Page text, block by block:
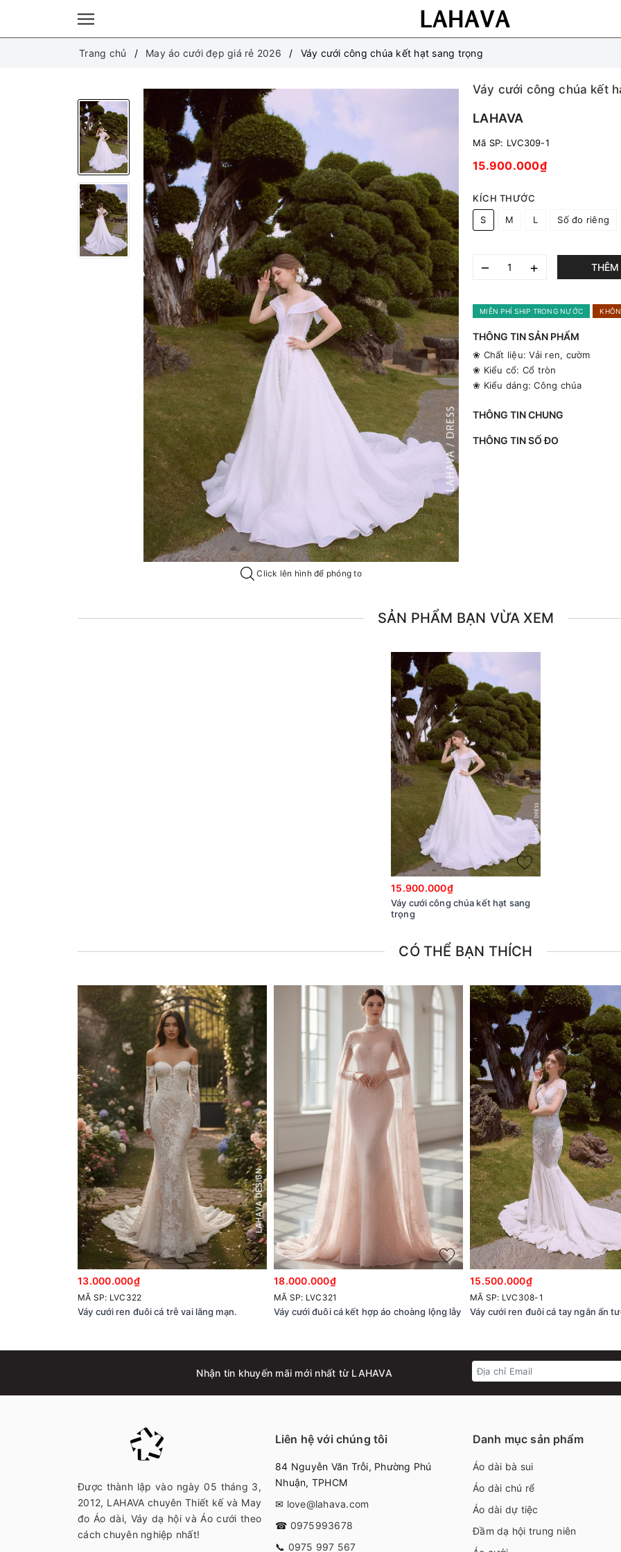
Trang chủ May áo cưới đẹp giá rẻ 2026 Váy cưới công chúa kết hạt sang trọng
Click lên hình để phóng to
Váy cưới công chúa kết
LAHAVA
Mã SP: LVC309-1
15.900.000₫
KÍCH THƯỚC
S
M L Số đo riêng
– + THÊM
MIỄN PHÍ SHIP TRONG NƯỚC
THÔNG TIN SẢN PHẨM
❀ Chất liệu: Vải ren, cườm
❀ Kiểu cổ: Cổ tròn
❀ Kiểu dáng: Công chúa
THÔNG TIN CHUNG
THÔNG TIN SỐ ĐO
SẢN PHẨM BẠN VỪA XEM
15.900.000₫
Váy cưới công chúa kết hạt sang
trọng
CÓ THỂ BẠN THÍCH
13.000.000₫
MÃ SP: LVC322
Váy cưới ren đuôi cá trễ vai lãng mạn.
18.000.000₫
MÃ SP: LVC321
Váy cưới đuôi cá kết hợp áo choàng lộng lẫy
15.500.000₫
MÃ SP: LVC308-1
Váy cưới ren đuôi cá tay ngắn ấn
Nhận tin khuyến mãi mới nhất từ LAHAVA
Được thành lập vào ngày 05 tháng 3,
2012, LAHAVA chuyên Thiết kế và May
đo Áo dài, Váy dạ hội và Áo cưới theo
cách chuyên nghiệp nhất!
Liên hệ với chúng tôi
84 Nguyễn Văn Trỗi, Phường Phú
Nhuận, TPHCM
✉ love@lahava.com
☎ 0975993678
📞 0975 997 567
Danh mục sản phẩm
Áo dài bà sui
Áo dài chú rể
Áo dài dự tiệc
Đầm dạ hội trung niên